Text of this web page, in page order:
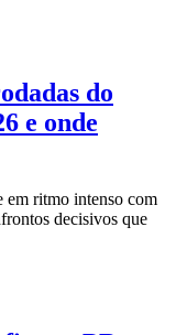
do
e onde
em ritmo intenso com
decisivos que